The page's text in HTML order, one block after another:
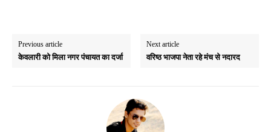
Previous article
केवलारी को मिला नगर पंचायत का दर्जा
Next article
वरिष्ठ भाजपा नेता रहे मंच से नदारद